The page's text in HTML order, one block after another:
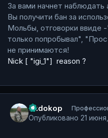
За вами начнет наблюдать
Вы получити бан за
Мольбы, отговорки ввиде
только попробывал",
не принимаются!
Nick [ "igi_1"] reason ?
Rudokop
Опубликовано 21